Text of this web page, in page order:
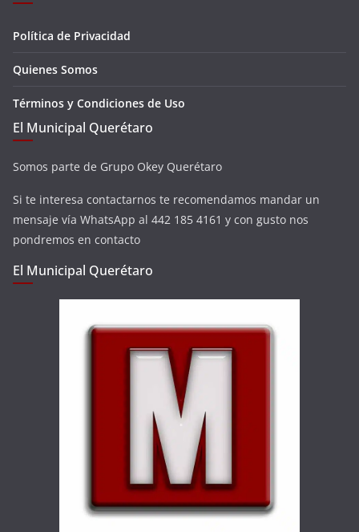
Política de Privacidad
Quienes Somos
Términos y Condiciones de Uso
El Municipal Querétaro
Somos parte de Grupo Okey Querétaro
Si te interesa contactarnos te recomendamos mandar un
mensaje vía WhatsApp al 442 185 4161 y con gusto nos
pondremos en contacto
El Municipal Querétaro